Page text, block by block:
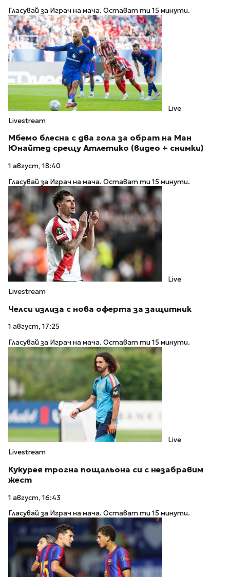
Гласувай за Играч на мача. Остават ти 15 минути.
Live
Livestream
Мбемо блесна с два гола за обрат на Ман
Юнайтед срещу Атлетико (видео + снимки)
1 август, 18:40
Гласувай за Играч на мача. Остават ти 15 минути.
Live
Livestream
Челси излиза с нова оферта за защитник
1 август, 17:25
Гласувай за Играч на мача. Остават ти 15 минути.
Live
Livestream
Кукурея трогна пощальона си с незабравим
жест
1 август, 16:43
Гласувай за Играч на мача. Остават ти 15 минути.